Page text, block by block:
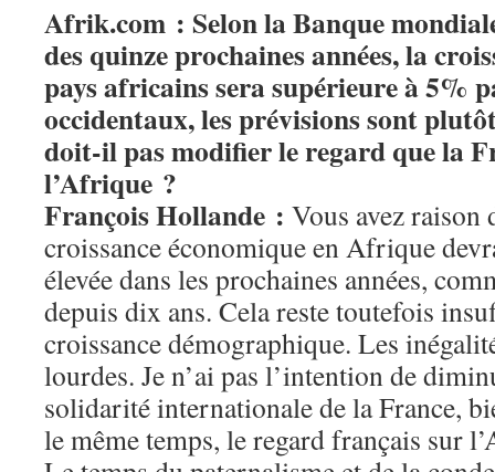
Afrik.com : Selon la Banque
des quinze prochaines années, la
pays africains sera supérieure à 5%
occidentaux, les prévisions sont
doit-il pas modifier le regard que la
l’Afrique ?
François Hollande : Vous avez raison
croissance économique en Afrique
élevée dans les prochaines années,
depuis dix ans. Cela reste toutefois
croissance démographique. Les
lourdes. Je n’ai pas l’intention de
solidarité internationale de la France,
le même temps, le regard français sur